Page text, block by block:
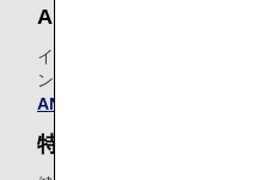
ANA Wi-Fi Service
インターネット、Eメール、
ンターネット接続サービスを
ANA Wi-Fi Serviceについて、
特別機内食（スペシャル